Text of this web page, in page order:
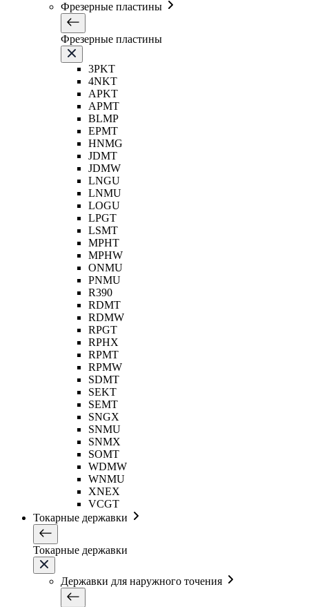
Фрезерные пластины
Фрезерные пластины
3PKT
4NKT
APKT
APMT
BLMP
EPMT
HNMG
JDMT
JDMW
LNGU
LNMU
LOGU
LPGT
LSMT
MPHT
MPHW
ONMU
PNMU
R390
RDMT
RDMW
RPGT
RPHX
RPMT
RPMW
SDMT
SEKT
SEMT
SNGX
SNMU
SNMX
SOMT
WDMW
WNMU
XNEX
VCGT
Токарные державки
Токарные державки
Державки для наружного точения